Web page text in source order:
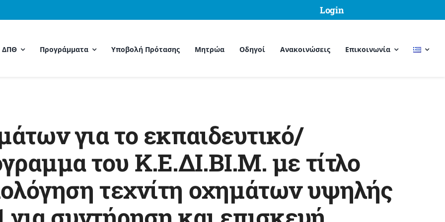
Login
ΔΠΘ Προγράμματα Υποβολή Πρότασης Μητρώα Οδηγοί Ανακοινώσεις Επικοινωνία
για το εκπαιδευτικό/
του Κ.Ε.ΔΙ.ΒΙ.Μ. με τίτλο
τεχνίτη οχημάτων υψηλής